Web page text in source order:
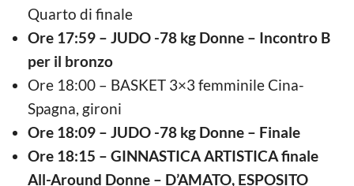
Quarto di finale
Ore 17:59 – JUDO -78 kg Donne – Incontro B
per il bronzo
Ore 18:00 – BASKET 3×3 femminile Cina-
Spagna, gironi
Ore 18:09 – JUDO -78 kg Donne – Finale
Ore 18:15 – GINNASTICA ARTISTICA finale
All-Around Donne – D’AMATO, ESPOSITO